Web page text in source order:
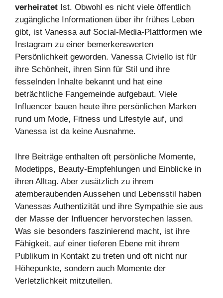
verheiratet Ist. Obwohl es nicht viele öffentlich
zugängliche Informationen über ihr frühes Leben
gibt, ist Vanessa auf Social-Media-Plattformen wie
Instagram zu einer bemerkenswerten
Persönlichkeit geworden. Vanessa Civiello ist für
ihre Schönheit, ihren Sinn für Stil und ihre
fesselnden Inhalte bekannt und hat eine
beträchtliche Fangemeinde aufgebaut. Viele
Influencer bauen heute ihre persönlichen Marken
rund um Mode, Fitness und Lifestyle auf, und
Vanessa ist da keine Ausnahme.
Ihre Beiträge enthalten oft persönliche Momente,
Modetipps, Beauty-Empfehlungen und Einblicke in
ihren Alltag. Aber zusätzlich zu ihrem
atemberaubenden Aussehen und Lebensstil haben
Vanessas Authentizität und ihre Sympathie sie aus
der Masse der Influencer hervorstechen lassen.
Was sie besonders faszinierend macht, ist ihre
Fähigkeit, auf einer tieferen Ebene mit ihrem
Publikum in Kontakt zu treten und oft nicht nur
Höhepunkte, sondern auch Momente der
Verletzlichkeit mitzuteilen.